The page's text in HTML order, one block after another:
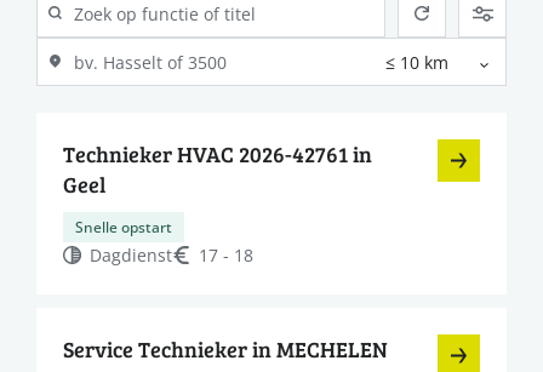
Technieker HVAC 2026-42761 in
Geel
Snelle opstart
Dagdienst 17 - 18
Service Technieker in MECHELEN